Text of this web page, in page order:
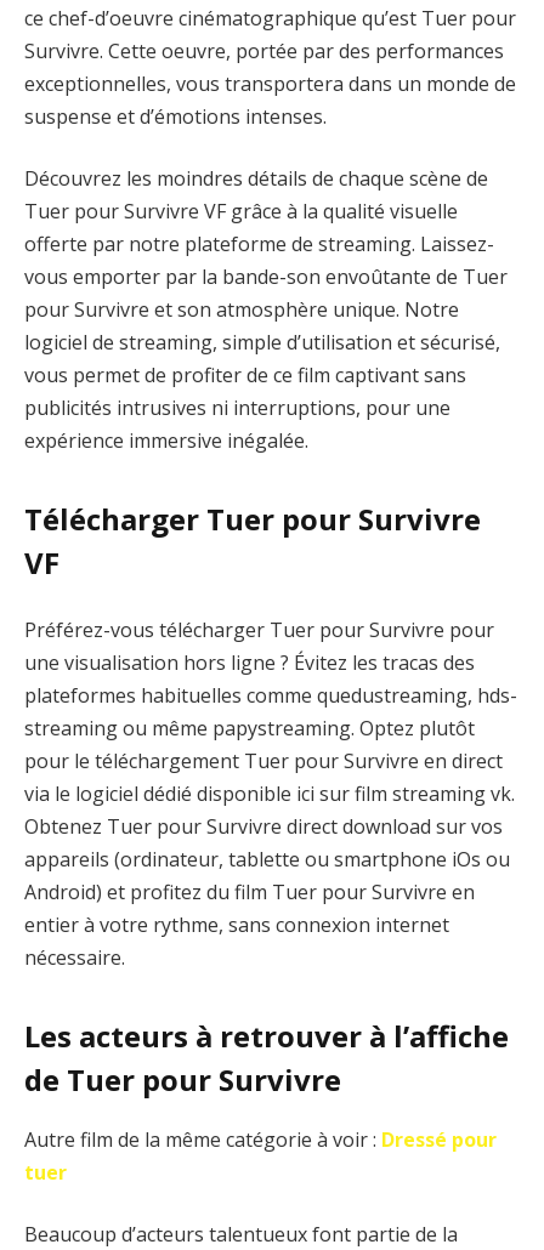
ce chef-d’oeuvre cinématographique qu’est Tuer pour
Survivre. Cette oeuvre, portée par des performances
exceptionnelles, vous transportera dans un monde de
suspense et d’émotions intenses.
Découvrez les moindres détails de chaque scène de
Tuer pour Survivre VF grâce à la qualité visuelle
offerte par notre plateforme de streaming. Laissez-
vous emporter par la bande-son envoûtante de Tuer
pour Survivre et son atmosphère unique. Notre
logiciel de streaming, simple d’utilisation et sécurisé,
vous permet de profiter de ce film captivant sans
publicités intrusives ni interruptions, pour une
expérience immersive inégalée.
Télécharger Tuer pour Survivre
VF
Préférez-vous télécharger Tuer pour Survivre pour
une visualisation hors ligne ? Évitez les tracas des
plateformes habituelles comme quedustreaming, hds-
streaming ou même papystreaming. Optez plutôt
pour le téléchargement Tuer pour Survivre en direct
via le logiciel dédié disponible ici sur film streaming vk.
Obtenez Tuer pour Survivre direct download sur vos
appareils (ordinateur, tablette ou smartphone iOs ou
Android) et profitez du film Tuer pour Survivre en
entier à votre rythme, sans connexion internet
nécessaire.
Les acteurs à retrouver à l’affiche
de Tuer pour Survivre
Autre film de la même catégorie à voir : Dressé pour
tuer
Beaucoup d’acteurs talentueux font partie de la